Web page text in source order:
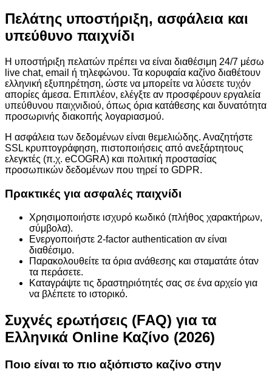
Πελάτης υποστήριξη, ασφάλεια και
υπεύθυνο παιχνίδι
Η υποστήριξη πελατών πρέπει να είναι διαθέσιμη 24/7 μέσω
live chat, email ή τηλεφώνου. Τα κορυφαία καζίνο διαθέτουν
ελληνική εξυπηρέτηση, ώστε να μπορείτε να λύσετε τυχόν
απορίες άμεσα. Επιπλέον, ελέγξτε αν προσφέρουν εργαλεία
υπεύθυνου παιχνιδιού, όπως όρια κατάθεσης και δυνατότητα
προσωρινής διακοπής λογαριασμού.
Η ασφάλεια των δεδομένων είναι θεμελιώδης. Αναζητήστε
SSL κρυπτογράφηση, πιστοποιήσεις από ανεξάρτητους
ελεγκτές (π.χ. eCOGRA) και πολιτική προστασίας
προσωπικών δεδομένων που τηρεί το GDPR.
Πρακτικές για ασφαλές παιχνίδι
Χρησιμοποιήστε ισχυρό κωδικό (πλήθος χαρακτήρων,
σύμβολα).
Ενεργοποιήστε 2‑factor authentication αν είναι
διαθέσιμο.
Παρακολουθείτε τα όρια ανάθεσης και σταματάτε όταν
τα περάσετε.
Καταγράψτε τις δραστηριότητές σας σε ένα αρχείο για
να βλέπετε το ιστορικό.
Συχνές ερωτήσεις (FAQ) για τα
Ελληνικά Online Καζίνο (2026)
Ποιο είναι το πιο αξιόπιστο καζίνο στην